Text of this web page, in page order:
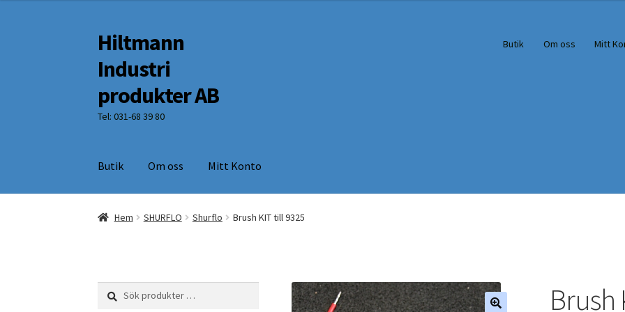
Hoppa
till
navigering
Hoppa
till
innehåll
Hiltmann
Industri
produkter AB
Tel: 031-68 39 80
Butik Om oss Mitt
Butik Om oss Mitt Konto
Hem SHURFLO Shurflo Brush KIT till 9325
Brush
Sök
efter:
Sök